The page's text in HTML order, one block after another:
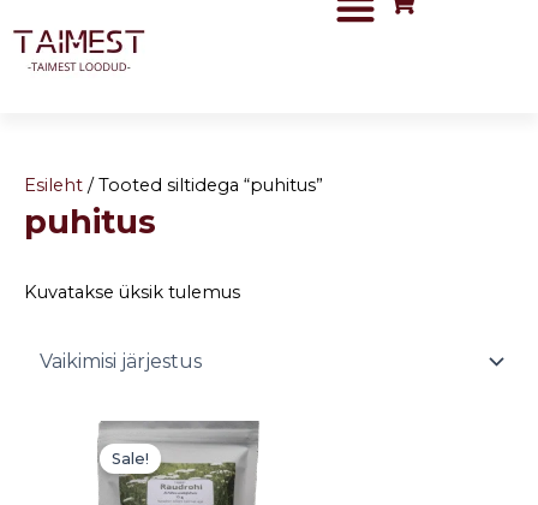
content
Esileht / Tooted siltidega “puhitus”
puhitus
Kuvatakse üksik tulemus
Sale!
Algne
hind
oli:
3,00 €.
Current
price
is:
1,50 €.